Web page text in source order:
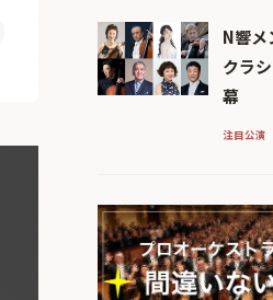
N響メ
クラ
幕
注目公演